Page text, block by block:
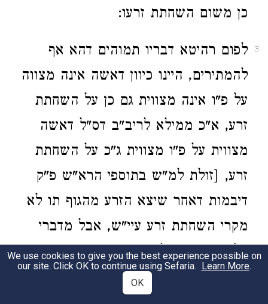
כן משום השחתת זרעו:
3
לפום רהיטא דבריו תמוהים דהא אף
להמתירים, היינו כיוון דאשה אינה מצווה
על פ"ו אינה מצווית גם כן על השחתת
זרע, א"כ ממילא לריב"ב דס"ל דאשה
מצווית על פ"ו מצווית ג"כ על השחתת
זרע, [זולת למ"ש בתוספי הרא"ש פ"ק
דיבמות דאחר שיצא הזרע מהגוף תו לא
מקרי השחתת זרע עיי"ש, אבל מדברי
כל הראשונים לא נראה כן], א"כ עדיין
יקשה לריב"ב הנך בדיקות איך משכחת
We use cookies to give you the best experience possible on
our site. Click OK to continue using Sefaria. Learn More.
OK